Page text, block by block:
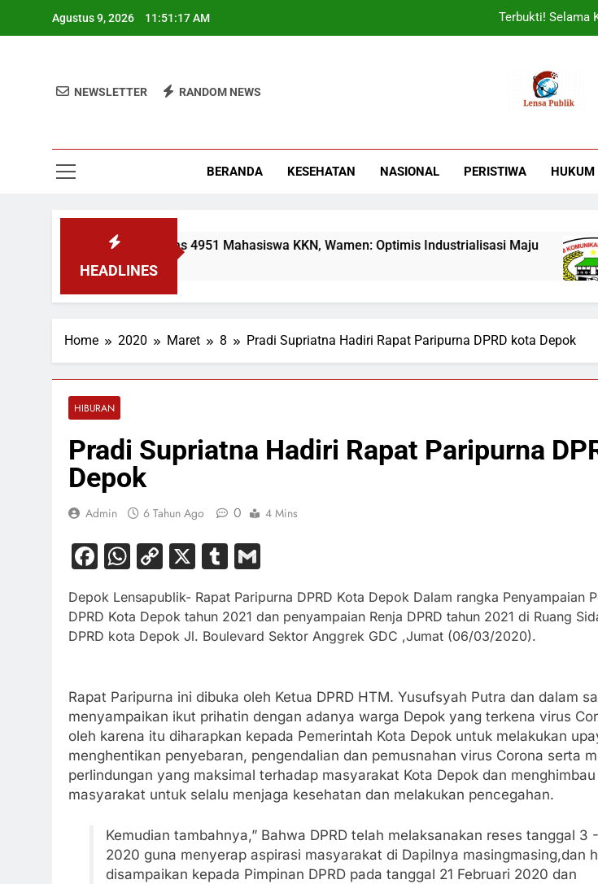
Agustus 9, 2026 11:51:17 AM Terbukti! Selama
NEWSLETTER RANDOM NEWS
BERANDA KESEHATAN NASIONAL PERISTIWA HUKUM
HEADLINES
UIN Jakarta Lepas 4951 Mahasiswa KKN, Wamen: Optimis Industrialisasi Maju
2 Minggu Ago
Home 2020 Maret 8 Pradi Supriatna Hadiri Rapat Paripurna DPRD kota Depok
HIBURAN
Pradi Supriatna Hadiri Rapat Paripurna
Depok
Admin 6 Tahun Ago 0 4 Mins
Facebook
WhatsApp
Copy
X Tumblr
Depok Lensapublik- Rapat Paripurna DPRD Kota Depok Dalam rangka Penyampaian
DPRD Kota Depok tahun 2021 dan penyampaian Renja DPRD tahun 2021 di Ruang
DPRD kota Depok Jl. Boulevard Sektor Anggrek GDC ,Jumat (06/03/2020).
Rapat Paripurna ini dibuka oleh Ketua DPRD HTM. Yusufsyah Putra dan dalam
menyampaikan ikut prihatin dengan adanya warga Depok yang terkena virus
oleh karena itu diharapkan kepada Pemerintah Kota Depok untuk melakukan
menghentikan penyebaran, pengendalian dan pemusnahan virus Corona serta
perlindungan yang maksimal terhadap masyarakat Kota Depok dan
masyarakat untuk selalu menjaga kesehatan dan melakukan pencegahan.
Kemudian tambahnya,” Bahwa DPRD telah melaksanakan reses tanggal 3
2020 guna menyerap aspirasi masyarakat di Dapilnya masingmasing,dan
disampaikan kepada Pimpinan DPRD pada tanggal 21 Februari 2020 dan